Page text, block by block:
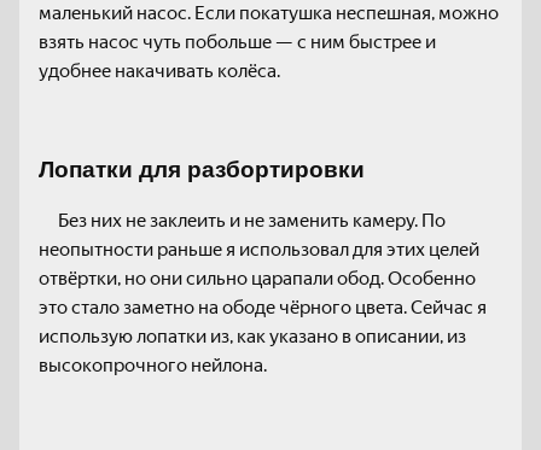
маленький насос. Если покатушка неспешная, можно
взять насос чуть побольше — с ним быстрее и
удобнее накачивать колёса.
Лопатки для разбортировки
Без них не заклеить и не заменить камеру. По
неопытности раньше я использовал для этих целей
отвёртки, но они сильно царапали обод. Особенно
это стало заметно на ободе чёрного цвета. Сейчас я
использую лопатки из, как указано в описании, из
высокопрочного нейлона.